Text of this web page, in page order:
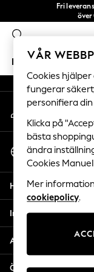
Fri
över
FLICKOR
GIRLS
New In
50 - 92cm
98 - 110cm
116 -
140 -
Trending:
Trending:
All
Coats &
An error occurred on
Mitt konto
Logga in på ditt
Välj Språk
Svenska
Hjälp
Integritet & Juridik
Avdelningar
Övriga tjänster
VÅR
Cookies
fungerar
personifiera
Klicka på
bästa
ändra
Cookies
Mer
cookiepolicy.